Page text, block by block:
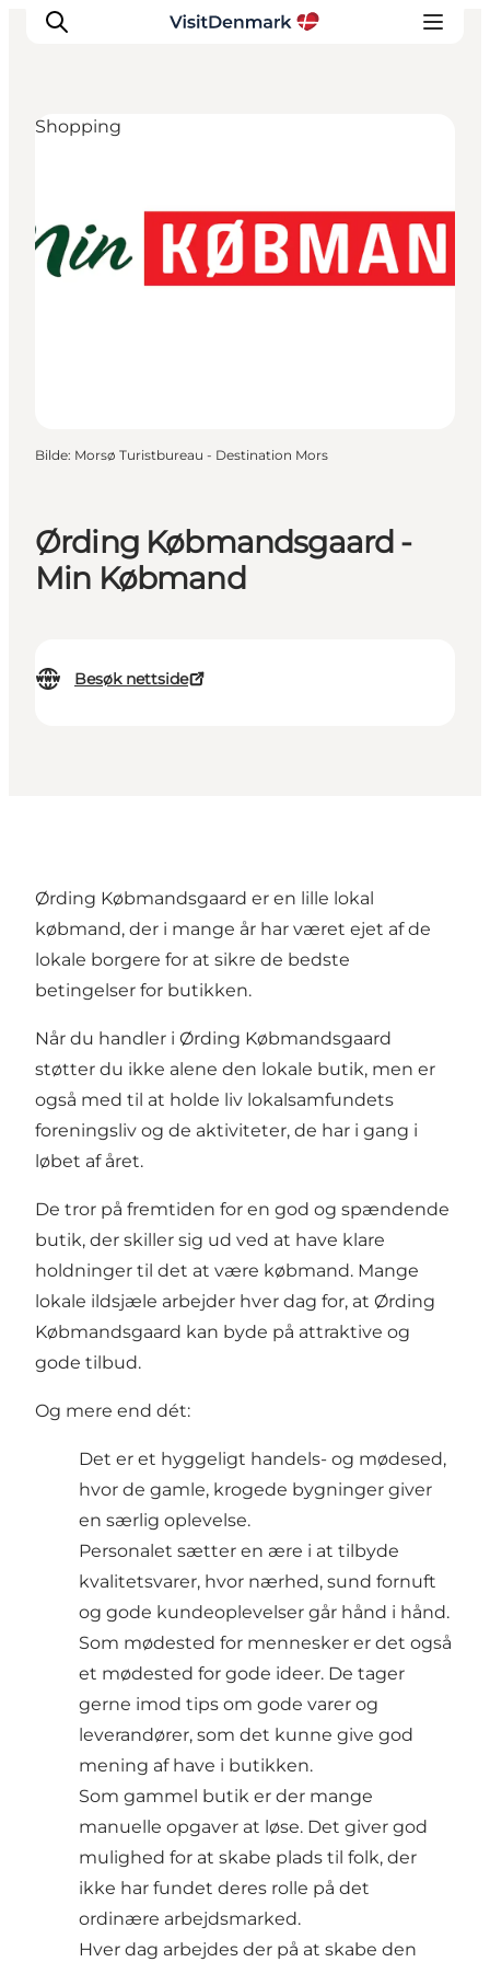
Reisemål
Aktiviteter
Overnatting
Ørding Købmandsgaard -
Min Købmand
Besøk nettside
Shopping
Bilde: Morsø Turistbureau - Destination Mors
Ørding Købmandsgaard er en lille lokal
købmand, der i mange år har været ejet af de
lokale borgere for at sikre de bedste
betingelser for butikken.
Når du handler i Ørding Købmandsgaard
støtter du ikke alene den lokale butik, men er
også med til at holde liv lokalsamfundets
foreningsliv og de aktiviteter, de har i gang i
løbet af året.
De tror på fremtiden for en god og spændende
butik, der skiller sig ud ved at have klare
holdninger til det at være købmand. Mange
lokale ildsjæle arbejder hver dag for, at Ørding
Købmandsgaard kan byde på attraktive og
gode tilbud.
Og mere end dét:
Det er et hyggeligt handels- og mødesed,
hvor de gamle, krogede bygninger giver
en særlig oplevelse.
Personalet sætter en ære i at tilbyde
kvalitetsvarer, hvor nærhed, sund fornuft
og gode kundeoplevelser går hånd i hånd.
Som mødested for mennesker er det også
et mødested for gode ideer. De tager
gerne imod tips om gode varer og
leverandører, som det kunne give god
mening af have i butikken.
Som gammel butik er der mange
manuelle opgaver at løse. Det giver god
mulighed for at skabe plads til folk, der
ikke har fundet deres rolle på det
ordinære arbejdsmarked.
Hver dag arbejdes der på at skabe den